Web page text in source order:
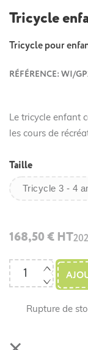
Tricycle
Tricycle pour
RÉFÉRENCE: WI/
Le tricycle enfant
les cours de
Taille
168,50 € HT
Rupture de